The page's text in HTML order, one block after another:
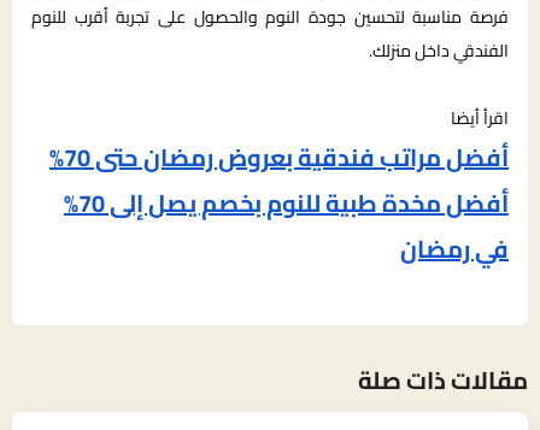
فرصة مناسبة لتحسين جودة النوم والحصول على تجربة أقرب للنوم
الفندقي داخل منزلك.
اقرأ أيضا
أفضل مراتب فندقية بعروض رمضان حتى 70%
أفضل مخدة طبية للنوم بخصم يصل إلى 70%
في رمضان
مقالات ذات صلة